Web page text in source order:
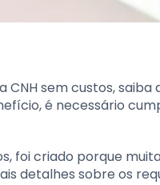
sem custos,
é necessário
foi criado porque
detalhes sobre os